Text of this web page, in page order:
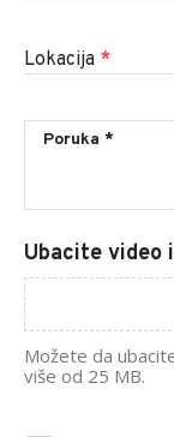
Lokacija *
Ubacite video
Možete da
više od 25 MB.